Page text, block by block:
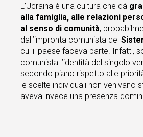
L’Ucraina è una cultura che dà
alla famiglia, alle relazioni
al senso di comunità,
dall’impronta comunista del
cui il paese faceva parte. Infatti,
comunista l’identità del singolo
secondo piano rispetto alle
le scelte individuali non venivano
aveva invece una presenza